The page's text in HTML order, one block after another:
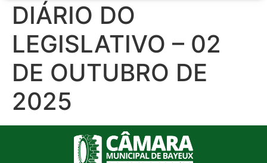
DIÁRIO DO
LEGISLATIVO – 02
DE OUTUBRO DE
2025